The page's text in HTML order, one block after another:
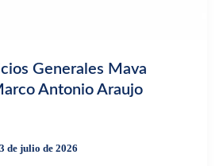
Generales Mava
Antonio Araujo
3 de julio de 2026